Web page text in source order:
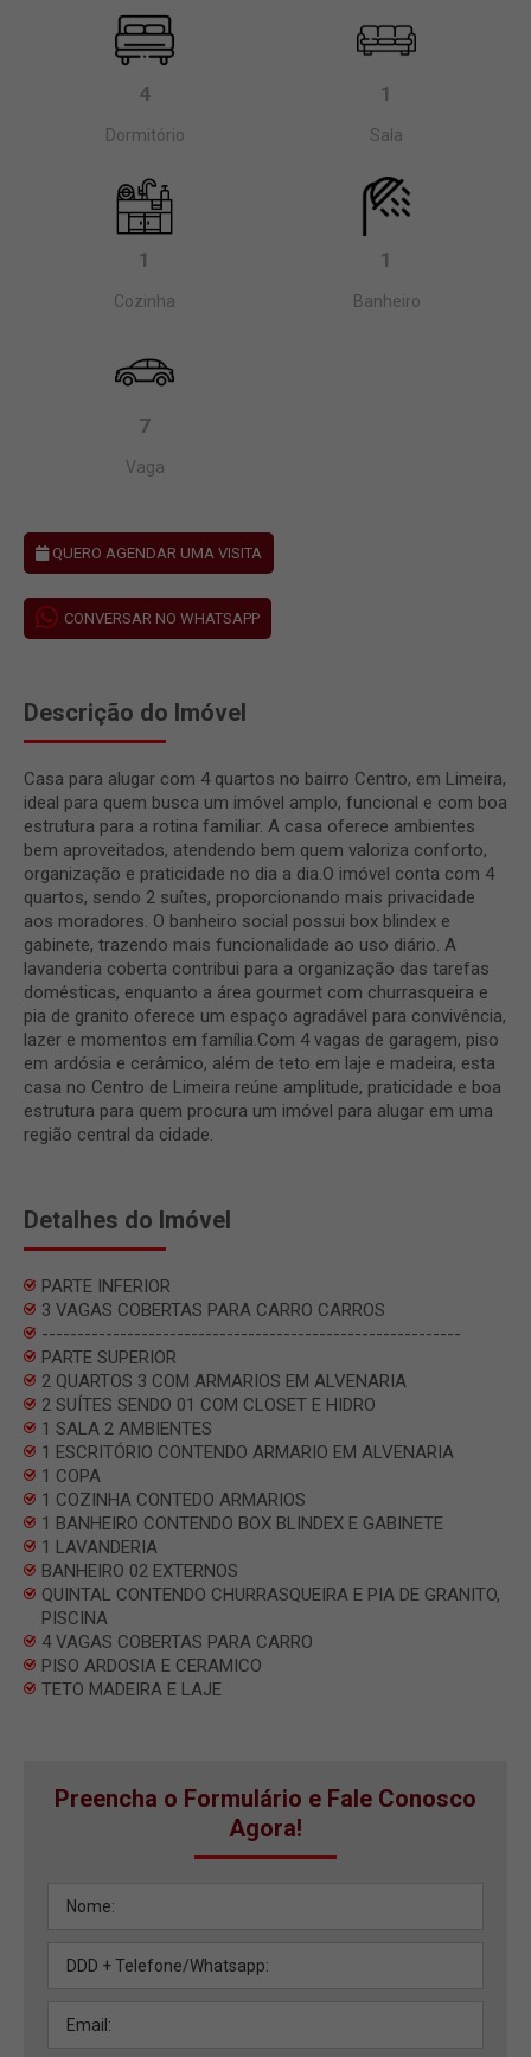
4
Dormitório
1
Sala
1
Cozinha
1
Banheiro
7
Vaga
QUERO AGENDAR UMA VISITA
CONVERSAR NO WHATSAPP
Descrição do Imóvel
Casa para alugar com 4 quartos no bairro Centro, em Limeira,
ideal para quem busca um imóvel amplo, funcional e com boa
estrutura para a rotina familiar. A casa oferece ambientes
bem aproveitados, atendendo bem quem valoriza conforto,
organização e praticidade no dia a dia.O imóvel conta com 4
quartos, sendo 2 suítes, proporcionando mais privacidade
aos moradores. O banheiro social possui box blindex e
gabinete, trazendo mais funcionalidade ao uso diário. A
lavanderia coberta contribui para a organização das tarefas
domésticas, enquanto a área gourmet com churrasqueira e
pia de granito oferece um espaço agradável para convivência,
lazer e momentos em família.Com 4 vagas de garagem, piso
em ardósia e cerâmico, além de teto em laje e madeira, esta
casa no Centro de Limeira reúne amplitude, praticidade e boa
estrutura para quem procura um imóvel para alugar em uma
região central da cidade.
Detalhes do Imóvel
PARTE INFERIOR
3 VAGAS COBERTAS PARA CARRO CARROS
-----------------------------------------------------------
PARTE SUPERIOR
2 QUARTOS 3 COM ARMARIOS EM ALVENARIA
2 SUÍTES SENDO 01 COM CLOSET E HIDRO
1 SALA 2 AMBIENTES
1 ESCRITÓRIO CONTENDO ARMARIO EM ALVENARIA
1 COPA
1 COZINHA CONTEDO ARMARIOS
1 BANHEIRO CONTENDO BOX BLINDEX E GABINETE
1 LAVANDERIA
BANHEIRO 02 EXTERNOS
QUINTAL CONTENDO CHURRASQUEIRA E PIA DE GRANITO,
PISCINA
4 VAGAS COBERTAS PARA CARRO
PISO ARDOSIA E CERAMICO
TETO MADEIRA E LAJE
Preencha o Formulário e Fale Conosco
Agora!